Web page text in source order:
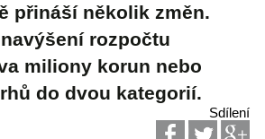
přináší několik změn.
rozpočtu
miliony korun nebo
do dvou kategorií.
Sdílení